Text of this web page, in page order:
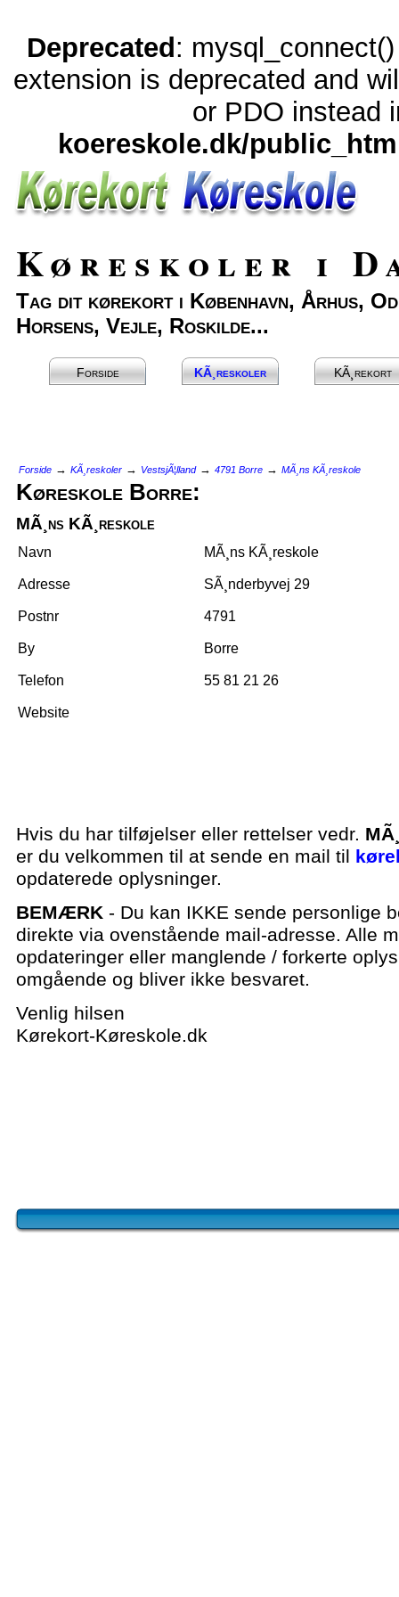
Deprecated:
extension is deprecated and
or PDO instead
koereskole.dk/
Køreskoler i
Tag dit kørekort i København, Århus,
Horsens, Vejle, Roskilde...
Forside KÃ¸reskoler KÃ¸rekort
Forside → KÃ¸reskoler → VestsjÃ¦lland→ 4791 Borre → MÃ¸ns KÃ¸reskole
Køreskole Borre:
MÃ¸ns KÃ¸reskole
Navn MÃ¸ns KÃ¸reskole
Adresse SÃ¸nderbyvej 29
Postnr 4791
By Borre
Telefon 55 81 21 26
Website
Hvis du har tilføjelser eller rettelser vedr.
er du velkommen til at sende en mail til
opdaterede oplysninger.
BEMÆRK - Du kan IKKE sende personlige
direkte via ovenstående mail-adresse. Alle
opdateringer eller manglende / forkerte
omgående og bliver ikke besvaret.
Venlig hilsen
Kørekort-Køreskole.dk